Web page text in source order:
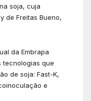
soja, cuja
de Freitas Bueno,
da Embrapa
tecnologias que
de soja: Fast-K,
e